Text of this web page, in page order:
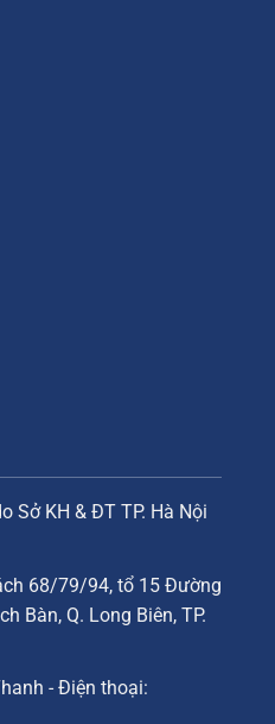
Sở KH & ĐT TP. Hà Nội
68/79/94, tổ 15 Đường
Bàn, Q. Long Biên, TP.
- Điện thoại: